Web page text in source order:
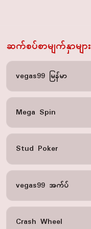
ဆက်စပ်စာမျက်နှာများ
vegas99 မြန်မာ
Mega Spin
Stud Poker
vegas99 အက်ပ်
Crash Wheel